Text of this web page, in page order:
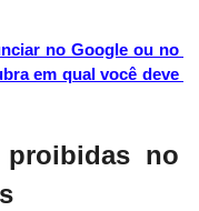
no Google ou no
em qual você deve
no